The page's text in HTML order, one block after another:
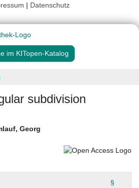
| Datenschutz
im KITopen-Katalog
subdivision
Georg
§